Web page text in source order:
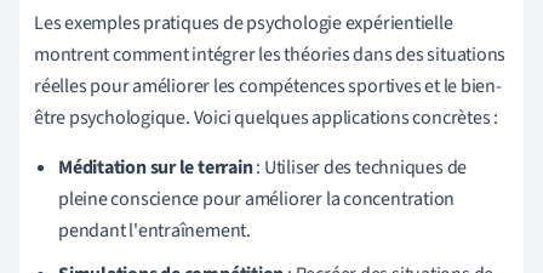
Les exemples pratiques de psychologie expérientielle
montrent comment intégrer les théories dans des situations
réelles pour améliorer les compétences sportives et le bien-
être psychologique. Voici quelques applications concrètes :
Méditation sur le terrain: Utiliser des techniques de
pleine conscience pour améliorer la concentration
pendant l'entraînement.